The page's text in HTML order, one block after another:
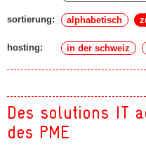
sortierung: alphabetisch
hosting: in der schweiz
Des solutions IT
des PME